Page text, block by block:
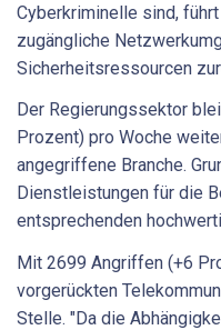
Cyberkriminelle sind,
zugängliche
Sicherheitsressourcen
Der Regierungssektor
Prozent) pro Woche
angegriffene Branche.
Dienstleistungen für die
entsprechenden
Mit 2699 Angriffen (+6
vorgerückten
Stelle. "Da die